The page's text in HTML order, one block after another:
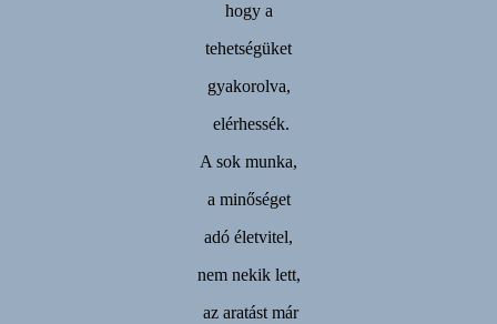
hogy a
tehetségüket
gyakorolva,
elérhessék.
A sok munka,
a minőséget
adó életvitel,
nem nekik lett,
az aratást már